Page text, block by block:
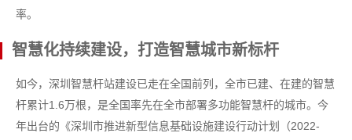
率。
智慧化持续建设，打造智慧城市新标杆
如今，深圳智慧杆站建设已走在全国前列，全市已建、在建的智慧
杆累计1.6万根，是全国率先在全市部署多功能智慧杆的城市。今
年出台的《深圳市推进新型信息基础设施建设行动计划（2022-